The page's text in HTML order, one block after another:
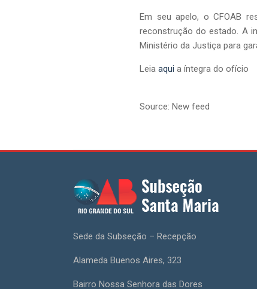
Em seu apelo, o CFOAB
reconstrução do estado. A
Ministério da Justiça para
Leia aqui a íntegra do ofício
Source: New feed
Sede da Subseção – Recepção
Alameda Buenos Aires, 323
Bairro Nossa Senhora das Dores